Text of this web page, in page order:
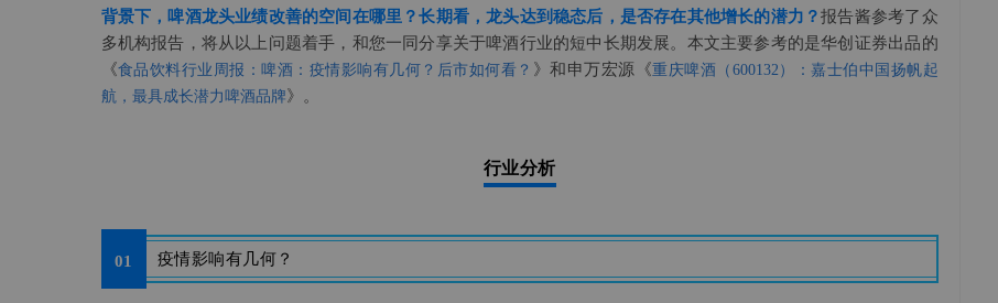
背景下，啤酒龙头业绩改善的空间在哪里？长期看，龙头达到稳态后，是否存在其他增长的潜力？报告酱参考了众
多机构报告，将从以上问题着手，和您一同分享关于啤酒行业的短中长期发展。本文主要参考的是华创证券出品的
《食品饮料行业周报：啤酒：疫情影响有几何？后市如何看？ 》和申万宏源《重庆啤酒（600132）：嘉士伯中国扬帆起
航，最具成长潜力啤酒品牌》。
行业分析
01 疫情影响有几何？